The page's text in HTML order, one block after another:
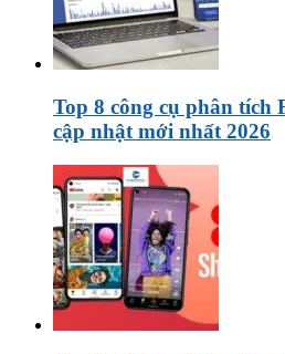
Top 8 công cụ phân tích
cập nhật mới nhất 2026